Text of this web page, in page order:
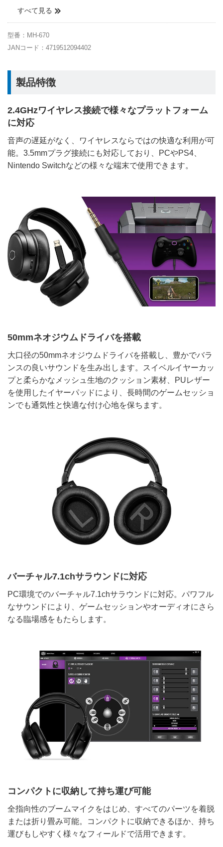
すべて見る
型番：MH-670
JANコード：4719512094402
製品特徴
2.4GHzワイヤレス接続で様々なプラットフォーム
に対応
音声の遅延がなく、ワイヤレスならではの快適な利用が可
能。3.5mmプラグ接続にも対応しており、PCやPS4、
Nintendo Switchなどの様々な端末で使用できます。
50mmネオジウムドライバを搭載
大口径の50mmネオジウムドライバを搭載し、豊かでバラ
ンスの良いサウンドを生み出します。スイベルイヤーカッ
プと柔らかなメッシュ生地のクッション素材、PUレザー
を使用したイヤーパッドにより、長時間のゲームセッショ
ンでも通気性と快適な付け心地を保ちます。
バーチャル7.1chサラウンドに対応
PC環境でのバーチャル7.1chサラウンドに対応。パワフル
なサウンドにより、ゲームセッションやオーディオにさら
なる臨場感をもたらします。
コンパクトに収納して持ち運び可能
全指向性のブームマイクをはじめ、すべてのパーツを着脱
または折り畳み可能。コンパクトに収納できるほか、持ち
運びもしやすく様々なフィールドで活用できます。